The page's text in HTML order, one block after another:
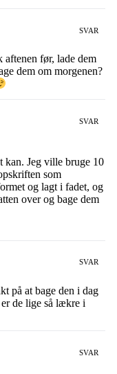
SVAR
før, lade dem
dem om morgenen?
SVAR
kan. Jeg ville bruge 10
som
og lagt i fadet, og
over og bage dem
SVAR
på at bage den i dag
de lige så lækre i
SVAR